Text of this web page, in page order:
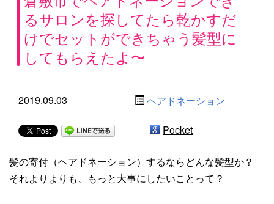
るサロンを探してたら乾かすだ
けでセットができちゃう髪型に
してもらえたよ〜
2019.09.03 ヘアドネーション
Pocket
髪の寄付（ヘアドネーション）するならどんな髪型か？
それよりよりも、もっと大事にしたいことって？